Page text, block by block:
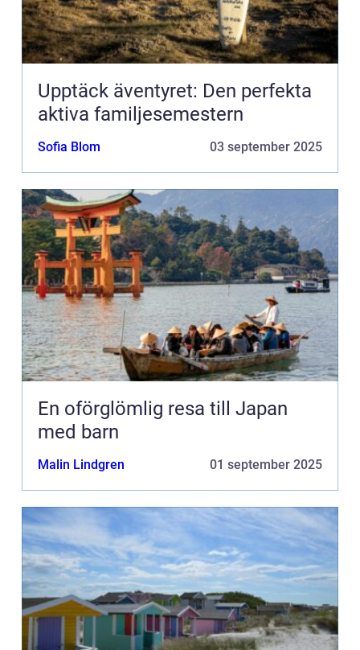
Upptäck äventyret: Den perfekta
aktiva familjesemestern
Sofia Blom 03 september 2025
En oförglömlig resa till Japan
med barn
Malin Lindgren 01 september 2025